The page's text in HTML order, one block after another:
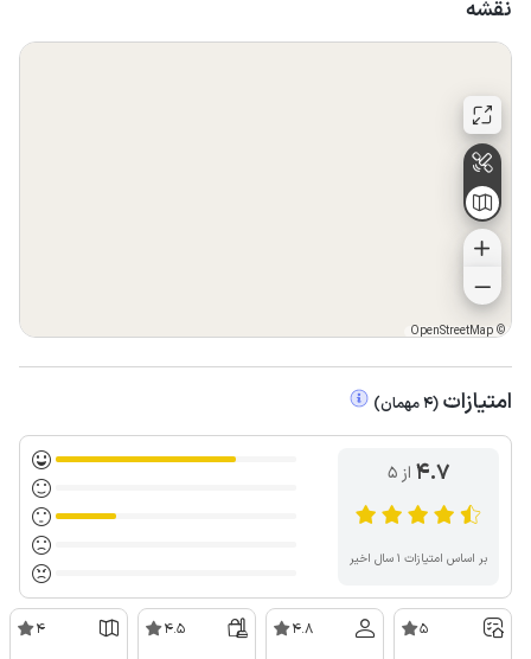
نقشه
©
OpenStreetMap
امتیازات (
4مهمان)
4.7 از ۵
بر اساس امتیازات ۱ سال اخیر
5
4.8
4.5
4